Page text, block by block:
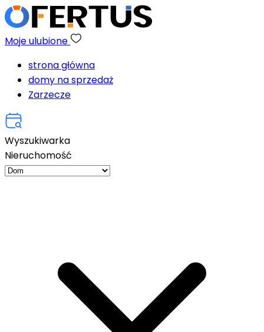
Moje ulubione
strona główna
domy na sprzedaż
Zarzecze
Wyszukiwarka
Nieruchomość